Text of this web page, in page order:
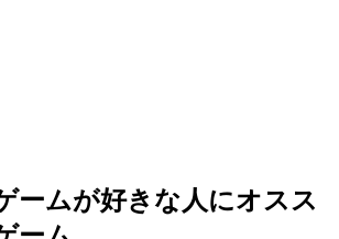
ームが好きな人にオスス